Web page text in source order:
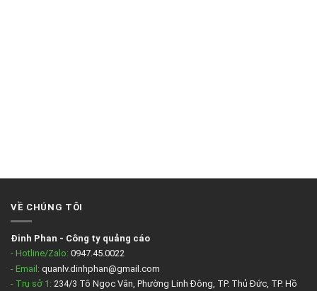
VỀ CHÚNG TÔI
Đinh Phan - Công ty quảng cáo
- Hotline/Zalo: 0947.45.0022
- Email: quanlv.dinhphan@gmail.com
- Trụ sở 1: 234/3 Tô Ngọc Vân, Phường Linh Đông, TP. Thủ Đức, TP. Hồ